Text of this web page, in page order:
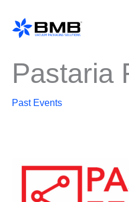
Inhalt
springen
Pastaria
Past Events